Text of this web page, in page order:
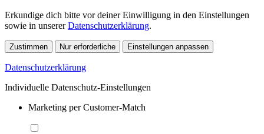
Erkundige dich bitte vor deiner Einwilligung in den Einstellungen
sowie in unsererDatenschutzerklärung.
Zustimmen Nur erforderliche Einstellungen anpassen
Datenschutzerklärung
Individuelle Datenschutz-Einstellungen
Marketing per Customer-Match